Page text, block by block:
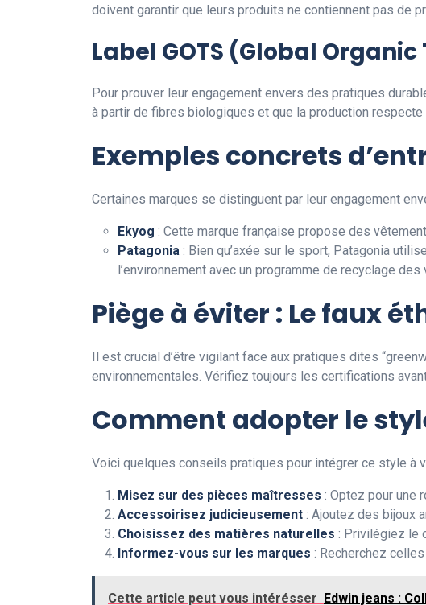
doivent garantir que leurs produits ne contiennent pas de
Label GOTS (Global
Pour prouver leur engagement envers des pratiques
à partir de fibres biologiques et que la production
Exemples concrets
Certaines marques se distinguent par leur engagement
Ekyog : Cette marque française propose des
Patagonia : Bien qu’axée sur le sport, Patagonia
l’environnement avec un programme de recyclage des
Piège à éviter : Le faux
Il est crucial d’être vigilant face aux pratiques dites
environnementales. Vérifiez toujours les certifications
Comment adopter le
Voici quelques conseils pratiques pour intégrer ce style à
Misez sur des pièces maîtresses : Optez pour une
Accessoirisez judicieusement : Ajoutez des bijoux
Choisissez des matières naturelles : Privilégiez le
Informez-vous sur les marques : Recherchez
Cette article peut vous intérésser Edwin jeans :